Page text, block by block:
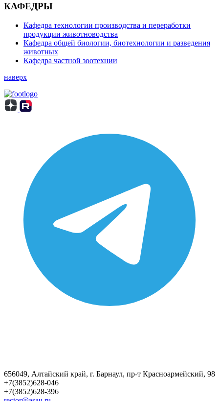
годах
кафедрой
заведовал
доцент
А.
в
1973-
Деревцов.
кафедру
возглавлял
В
1990
году
КАФЕДРЫ
Кафедра технологии производства и переработки
продукции животноводства
Кафедра общей биологии, биотехнологии и разведения
животных
Кафедра частной зоотехнии
наверх
656049, Алтайский край, г. Барнаул, пр-т Красноармейский, 98
+7(3852)628-046
+7(3852)628-396